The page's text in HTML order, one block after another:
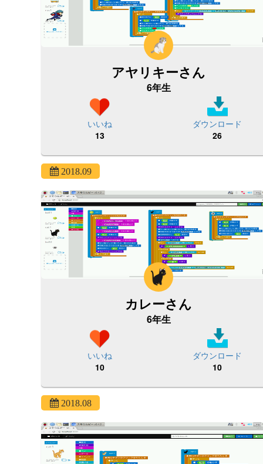
アヤリキーさん
6年生
いいね
13
ダウンロード
26
2018.09
カレーさん
6年生
いいね
10
ダウンロード
10
2018.08